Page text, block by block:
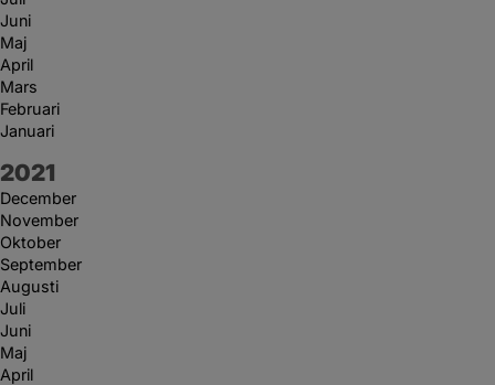
Juni
Maj
April
Mars
Februari
Januari
År:
2021
December
November
Oktober
September
Augusti
Juli
Juni
Maj
April